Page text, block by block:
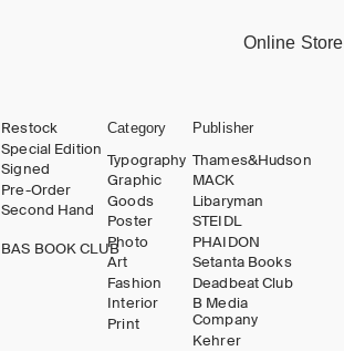
Online Store
Restock
Special Edition
Signed
Pre-Order
Second Hand
BAS BOOK CLUB
Category
Typography
Graphic
Goods
Poster
Photo
Art
Fashion
Interior
Print
Publisher
Thames&Hudson
MACK
Libaryman
STEIDL
PHAIDON
Setanta Books
Deadbeat Club
B Media
Company
Kehrer